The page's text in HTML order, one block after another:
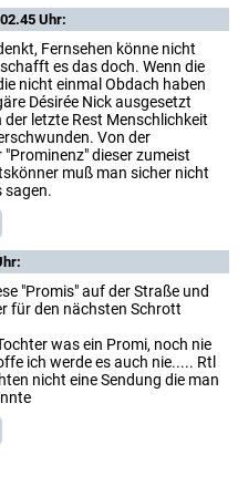
Uhr:
Fernsehen könne nicht
es das doch. Wenn die
nicht einmal Obdach haben
Désirée Nick ausgesetzt
letzte Rest Menschlichkeit
Von der
dieser zumeist
muß man sicher nicht
sagen.
"Promis" auf der Straße und
für den nächsten Schrott
was ein Promi, noch nie
ich werde es auch nie..... Rtl
nicht eine Sendung die man